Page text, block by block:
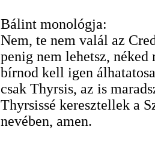
Bálint monológja:
Nem, te nem valál az
penig nem lehetsz, néked
bírnod kell igen
csak Thyrsis, az is
Thyrsissé keresztellek a
nevében, amen.